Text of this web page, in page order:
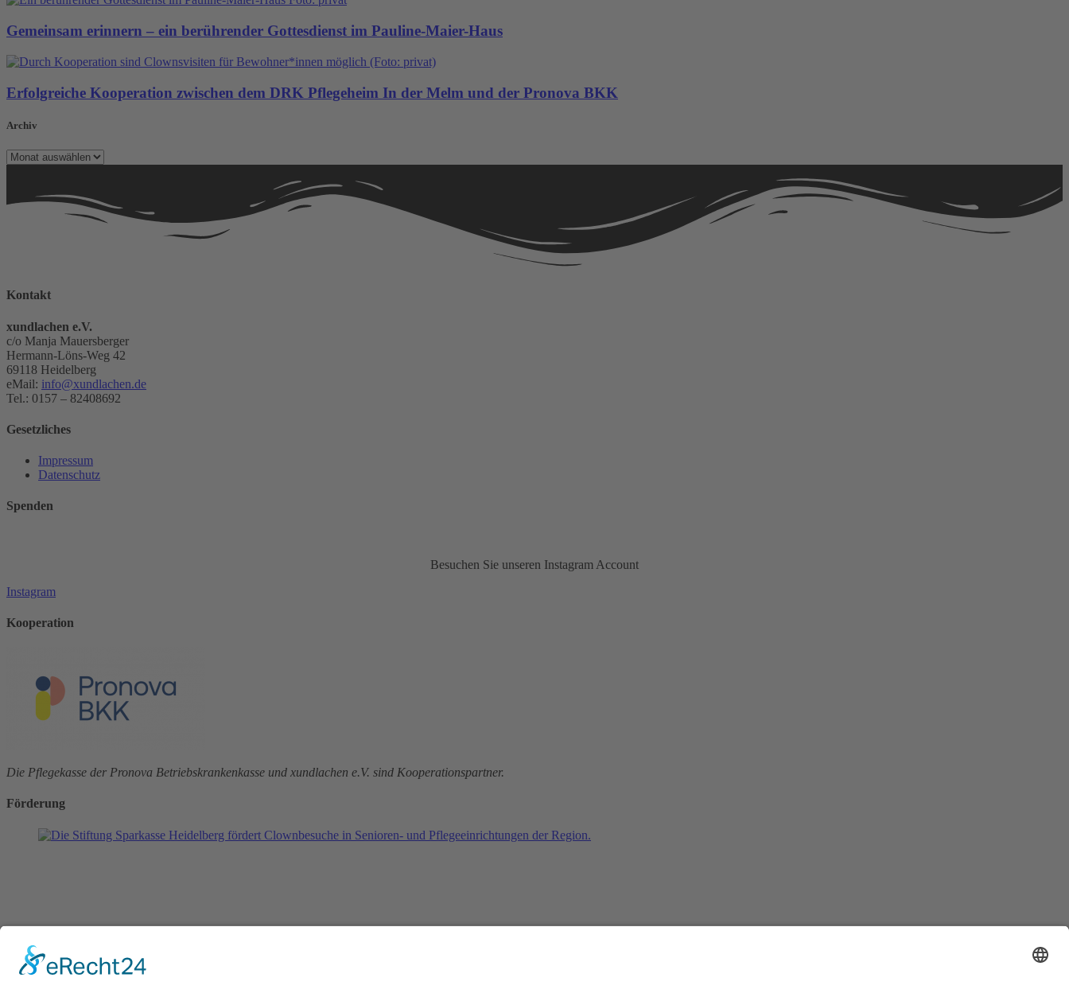
Gemeinsam erinnern – ein berührender Gottesdienst im Pauline-Maier-Haus
Erfolgreiche Kooperation zwischen dem DRK Pflegeheim In der Melm und der Pronova BKK
Archiv
Archiv
Kontakt
xundlachen e.V.
c/o Manja Mauersberger
Hermann-Löns-Weg 42
69118 Heidelberg
eMail: info@xundlachen.de
Tel.: 0157 – 82408692
Gesetzliches
Impressum
Datenschutz
Spenden
Besuchen Sie unseren Instagram Account
Instagram
Kooperation
Die Pflegekasse der Pronova Betriebskrankenkasse und xundlachen e.V. sind Kooperationspartner.
Förderung